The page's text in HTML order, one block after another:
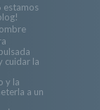
estamos
cuidar la
y la
a un